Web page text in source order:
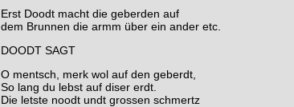
Erst Doodt macht die geberden auf
dem Brunnen die armm über ein ander etc.
DOODT SAGT
O mentsch, merk wol auf den geberdt,
So lang du lebst auf diser erdt.
Die letste noodt undt grossen schmertz